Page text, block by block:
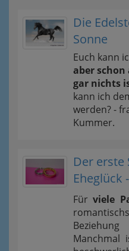
Die
Sonne
Euch kann
aber
gar nichts
kann ich
werden? -
Kummer.
Der erste
Eheglück
Fürviele
Manchmal